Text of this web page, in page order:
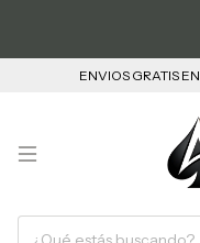
ENVIOS GRATIS